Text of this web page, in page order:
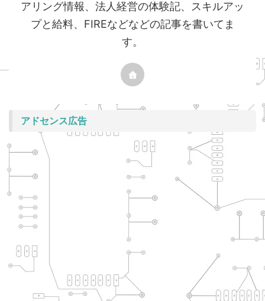
アリング情報、法人経営の体験記、スキルアッ
プと給料、FIREなどなどの記事を書いてま
す。
アドセンス広告